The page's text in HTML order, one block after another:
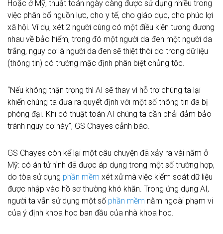
Hoặc ở Mỹ, thuật toán ngày càng được sử dụng nhiều trong
việc phân bổ nguồn lực, cho y tế, cho giáo dục, cho phúc lợi
xã hội. Ví dụ, xét 2 người cùng có một điều kiện tương đương
nhau về bảo hiểm, trong đó một người da đen một người da
trắng, nguy cơ là người da đen sẽ thiệt thòi do trong dữ liệu
(thông tin) có trường mặc định phân biệt chủng tộc.
“Nếu không thận trọng thì AI sẽ thay vì hỗ trợ chúng ta lại
khiến chúng ta đưa ra quyết định với một số thông tin đã bị
phóng đại. Khi có thuật toán AI chúng ta cần phải đảm bảo
tránh nguy cơ này”, GS Chayes cảnh báo.
GS Chayes còn kể lại một câu chuyện đã xảy ra vài năm ở
Mỹ: có án tử hình đã được áp dụng trong một số trường hợp,
do tòa sử dụng phần mềm xét xử mà việc kiểm soát dữ liệu
được nhập vào hồ sơ thường khó khăn. Trong ứng dụng AI,
người ta vẫn sử dụng một số phần mềm nằm ngoài phạm vi
của ý định khoa học ban đầu của nhà khoa học.